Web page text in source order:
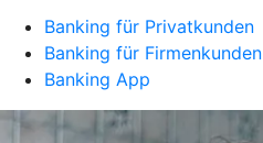
Banking für Privatkunden
Banking für Firmenkunden
Banking App